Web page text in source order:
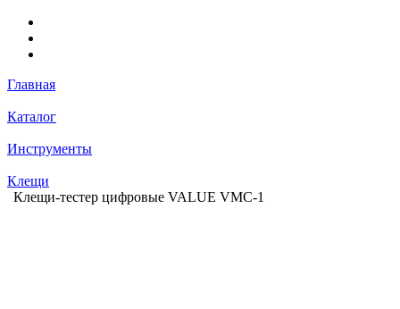
Главная
Каталог
Инструменты
Клещи
Клещи-тестер цифровые VALUE VMC-1